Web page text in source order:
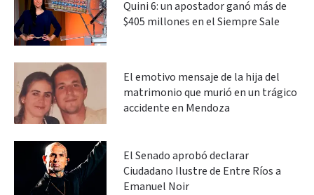
Quini 6: un apostador ganó más de
$405 millones en el Siempre Sale
El emotivo mensaje de la hija del
matrimonio que murió en un trágico
accidente en Mendoza
El Senado aprobó declarar
Ciudadano Ilustre de Entre Ríos a
Emanuel Noir